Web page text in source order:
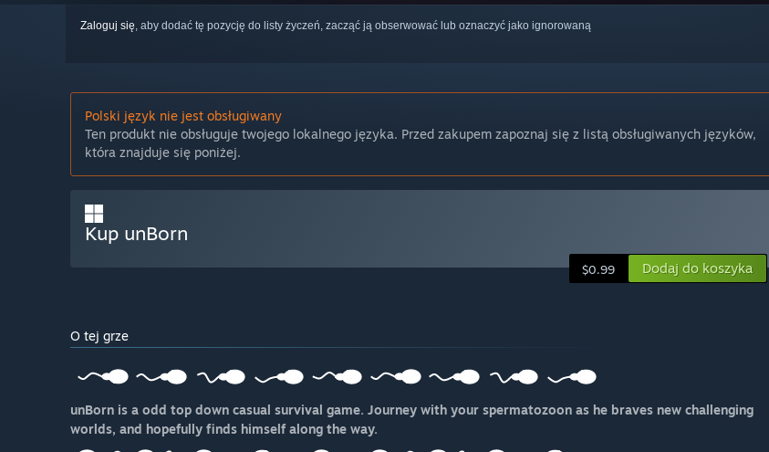
Zaloguj się, aby dodać tę pozycję do listy życzeń, zacząć ją obserwować lub oznaczyć jako ignorowaną
Polski język nie jest obsługiwany
Ten produkt nie obsługuje twojego lokalnego języka. Przed zakupem zapoznaj się z listą obsługiwanych języków,
która znajduje się poniżej.
Kup unBorn
$0.99 Dodaj do koszyka
O tej grze
unBorn is a odd top down casual survival game. Journey with your spermatozoon as he braves new challenging
worlds, and hopefully finds himself along the way.